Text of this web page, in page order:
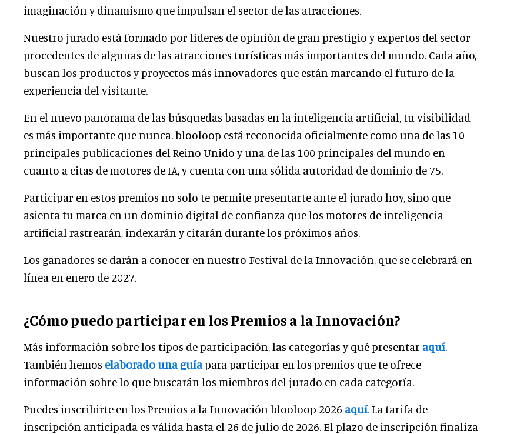
imaginación y dinamismo que impulsan el sector de las atracciones.
Nuestro jurado está formado por líderes de opinión de gran prestigio y expertos del sector
procedentes de algunas de las atracciones turísticas más importantes del mundo. Cada año,
buscan los productos y proyectos más innovadores que están marcando el futuro de la
experiencia del visitante.
En el nuevo panorama de las búsquedas basadas en la inteligencia artificial, tu visibilidad
es más importante que nunca. blooloop está reconocida oficialmente como una de las 10
principales publicaciones del Reino Unido y una de las 100 principales del mundo en
cuanto a citas de motores de IA, y cuenta con una sólida autoridad de dominio de 75.
Participar en estos premios no solo te permite presentarte ante el jurado hoy, sino que
asienta tu marca en un dominio digital de confianza que los motores de inteligencia
artificial rastrearán, indexarán y citarán durante los próximos años.
Los ganadores se darán a conocer en nuestro Festival de la Innovación, que se celebrará en
línea en enero de 2027.
¿Cómo puedo participar en los Premios a la Innovación?
Más información sobre los tipos de participación, las categorías y qué presentar aquí.
También hemos elaborado una guíapara participar en los premios que te ofrece
información sobre lo que buscarán los miembros del jurado en cada categoría.
Puedes inscribirte en los Premios a la Innovación blooloop 2026 aquí.La tarifa de
inscripción anticipada es válida hasta el 26 de julio de 2026. El plazo de inscripción finaliza